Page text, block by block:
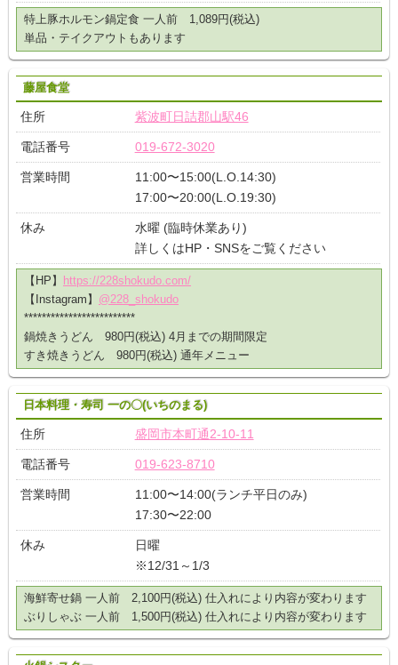
特上豚ホルモン鍋定食 一人前 1,089円(税込)
単品・テイクアウトもあります
藤屋食堂
住所 紫波町日詰郡山駅46
電話番号 019-672-3020
営業時間
11:00〜15:00(L.O.14:30)
17:00〜20:00(L.O.19:30)
休み
水曜 (臨時休業あり)
詳しくはHP・SNSをご覧ください
【HP】
https://228shokudo.com/
【Instagram】 @228_shokudo
*************************
鍋焼きうどん 980円(税込) 4月までの期間限定
すき焼きうどん 980円(税込) 通年メニュー
日本料理・寿司 一の〇(いちのまる)
住所 盛岡市本町通2-10-11
電話番号 019-623-8710
営業時間
11:00〜14:00(ランチ平日のみ)
17:30〜22:00
休み
日曜
※12/31～1/3
海鮮寄せ鍋 一人前 2,100円(税込) 仕入れにより内容が変わります
ぶりしゃぶ 一人前 1,500円(税込) 仕入れにより内容が変わります